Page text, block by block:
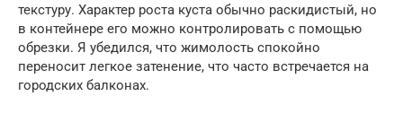
текстуру. Характер роста куста обычно раскидистый, но
в контейнере его можно контролировать с помощью
обрезки. Я убедился, что жимолость спокойно
переносит легкое затенение, что часто встречается на
городских балконах.